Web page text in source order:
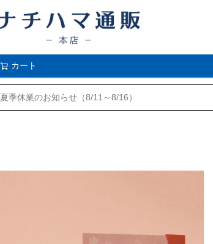
カート
夏季休業のお知らせ（8/11～8/16）